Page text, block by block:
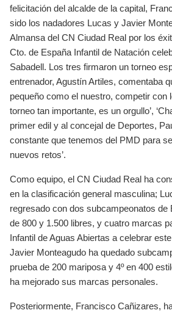
felicitación del alcalde de la capital,
sido los nadadores Lucas y Javier
Almansa del CN Ciudad Real por los
Cto. de España Infantil de Natación
Sabadell. Los tres firmaron un torneo
entrenador, Agustín Artiles, comentaba
pequeño como el nuestro, competir con
torneo tan importante, es un orgullo’,
primer edil y al concejal de Deportes,
constante que tenemos del PMD para
nuevos retos’.
Como equipo, el CN Ciudad Real ha
en la clasificación general masculina;
regresado con dos subcampeonatos de
de 800 y 1.500 libres, y cuatro marcas
Infantil de Aguas Abiertas a celebrar
Javier Monteagudo ha quedado
prueba de 200 mariposa y 4º en 400
ha mejorado sus marcas personales.
Posteriormente, Francisco Cañizares,